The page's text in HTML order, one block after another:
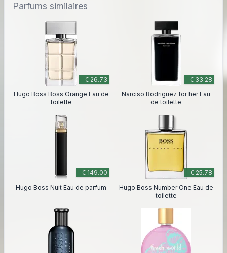
Parfums similaires
€ 26.73
Hugo Boss Boss Orange Eau de
toilette
€ 33.28
Narciso Rodriguez for her Eau
de toilette
€ 149.00
Hugo Boss Nuit Eau de parfum
€ 25.78
Hugo Boss Number One Eau de
toilette